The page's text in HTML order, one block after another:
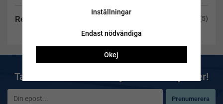
Recensioner (5)
Ta del av våra bästa erbjudanden & nyheter!
Prenumerera
Inställningar
Endast nödvändiga
Okej